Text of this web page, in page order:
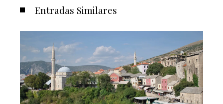
Entradas Similares